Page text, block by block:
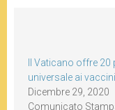
Il Vaticano offre
universale ai
Dicembre 29, 2020
Comunicato